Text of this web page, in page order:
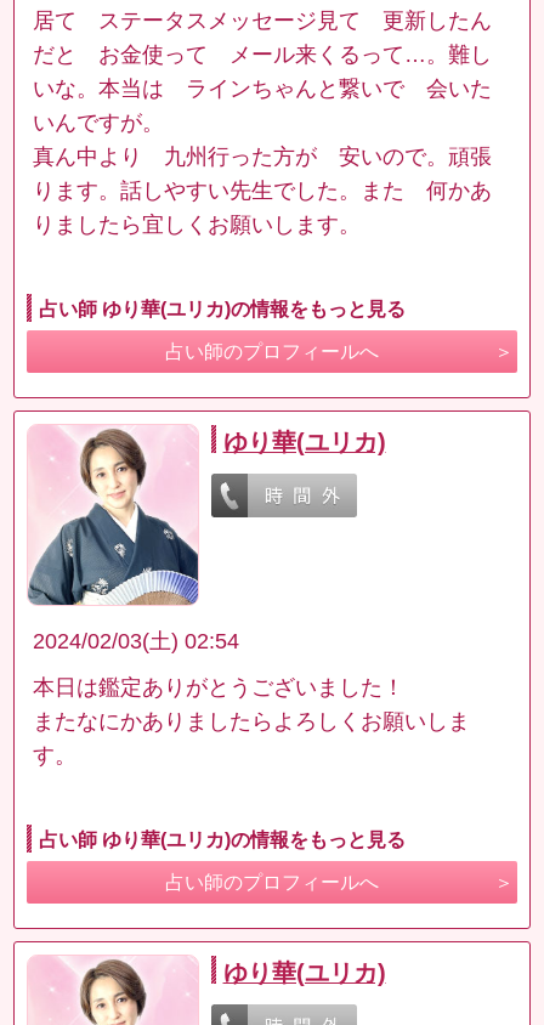
居て ステータスメッセージ見て 更新したん
だと お金使って メール来くるって…。難し
いな。本当は ラインちゃんと繋いで 会いた
いんですが。
真ん中より 九州行った方が 安いので。頑張
ります。話しやすい先生でした。また 何かあ
りましたら宜しくお願いします。
占い師 ゆり華(ユリカ)の情報をもっと見る
占い師のプロフィールへ
ゆり華(ユリカ)
2024/02/03(土) 02:54
本日は鑑定ありがとうございました！
またなにかありましたらよろしくお願いしま
す。
占い師 ゆり華(ユリカ)の情報をもっと見る
占い師のプロフィールへ
ゆり華(ユリカ)